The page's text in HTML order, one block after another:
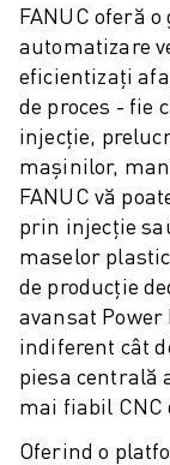
HARDWARE
SOFTWARE
SUSTENABILITATE
ROBOSHOT PACHET
ROBOSHOT
ROBOSHOT COSTUL
MAȘINI DE TĂIERE CU
ROBOCUT MAȘINI
HARDWARE ROBOCUT
SOFTWARE ROBOCUT
ROBOCUT
SUSTENABILITATE
SOLUȚII IIOT
FANUC oferă
automatizare
eficientizați
de proces - fie
injecție,
mașinilor,
FANUC vă
prin injecție
maselor
de producție
avansat
indiferent cât
piesa centrală
mai fiabil CNC
Oferind o